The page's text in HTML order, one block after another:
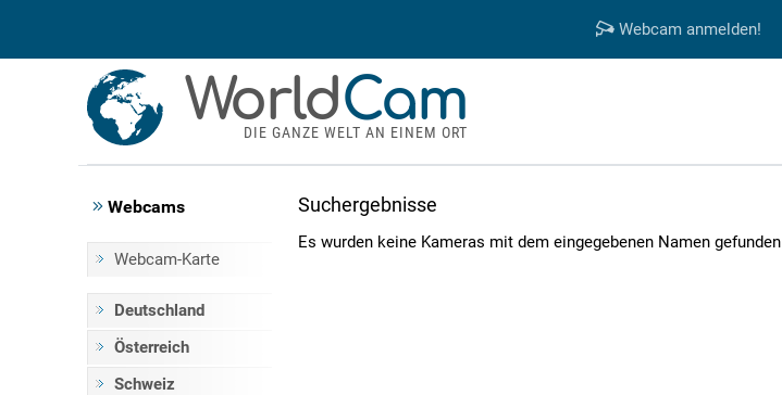
Webcam anmelden!
WorldCam
DIE GANZE WELT AN EINEM ORT
Webcams
Webcam-Karte
Deutschland
Österreich
Schweiz
Suchergebnisse
Es wurden keine Kameras mit dem eingegebenen Namen gefunden